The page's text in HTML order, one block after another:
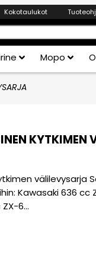
Kokotaulukot
Mopo
KYTKIMEN
Kawasaki 636 cc
6…